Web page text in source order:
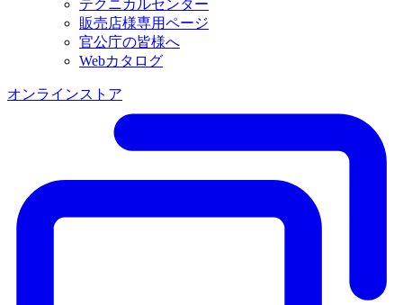
テクニカルセンター
販売店様専用ページ
官公庁の皆様へ
Webカタログ
オンラインストア